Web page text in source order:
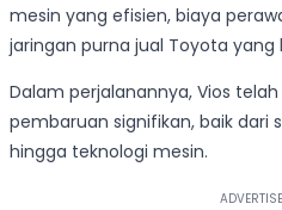
mesin yang efisien, biaya
jaringan purna jual Toyota yang
Dalam perjalanannya, Vios
pembaruan signifikan, baik dari
hingga teknologi mesin.